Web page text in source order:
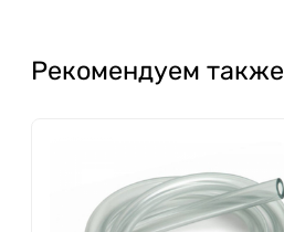
Рекомендуем также